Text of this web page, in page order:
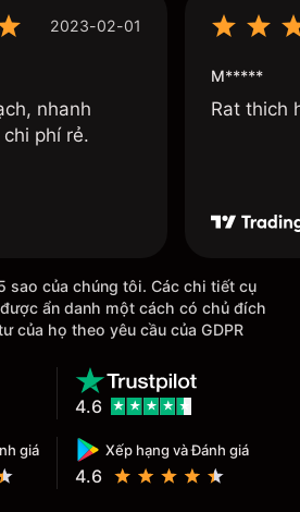
2023-02-01
nhanh
phí rẻ.
M*****
Rat thich
sao của chúng tôi. Các chi tiết cụ
ẩn danh một cách có chủ đích
của họ theo yêu cầu của GDPR
giá Xếp hạng và Đánh giá
4.6
4.6